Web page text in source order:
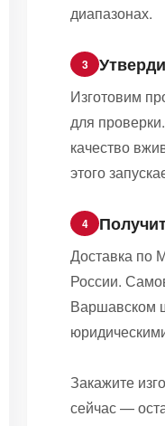
диапазонах.
3
Изготовим
для
качество
этого
4
Доставка по
России.
Варшавском
Закажите
сейчас —